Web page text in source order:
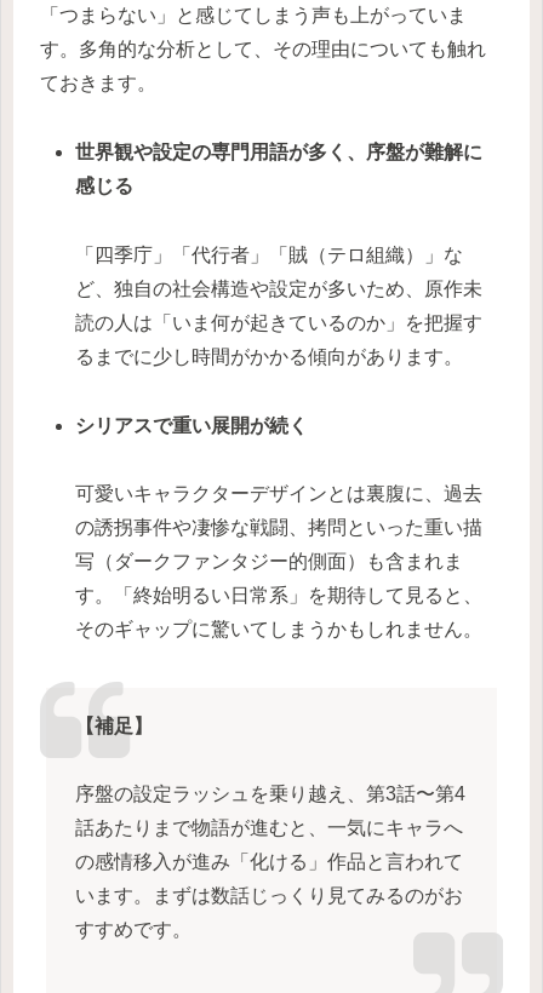
「つまらない」と感じてしまう声も上がっていま
す。多角的な分析として、その理由についても触れ
ておきます。
世界観や設定の専門用語が多く、序盤が難解に
感じる
「四季庁」「代行者」「賊（テロ組織）」な
ど、独自の社会構造や設定が多いため、原作未
読の人は「いま何が起きているのか」を把握す
るまでに少し時間がかかる傾向があります。
シリアスで重い展開が続く
可愛いキャラクターデザインとは裏腹に、過去
の誘拐事件や凄惨な戦闘、拷問といった重い描
写（ダークファンタジー的側面）も含まれま
す。「終始明るい日常系」を期待して見ると、
そのギャップに驚いてしまうかもしれません。
【補足】
序盤の設定ラッシュを乗り越え、第3話〜第4
話あたりまで物語が進むと、一気にキャラへ
の感情移入が進み「化ける」作品と言われて
います。まずは数話じっくり見てみるのがお
すすめです。